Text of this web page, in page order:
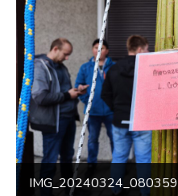
IMG_20240324_080359